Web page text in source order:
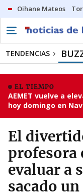
Oihane Mateos
TENDENCIAS
EL TIEMPO
AEMET vuelve a
hoy domingo en
El
profesora
evaluar a
sacado